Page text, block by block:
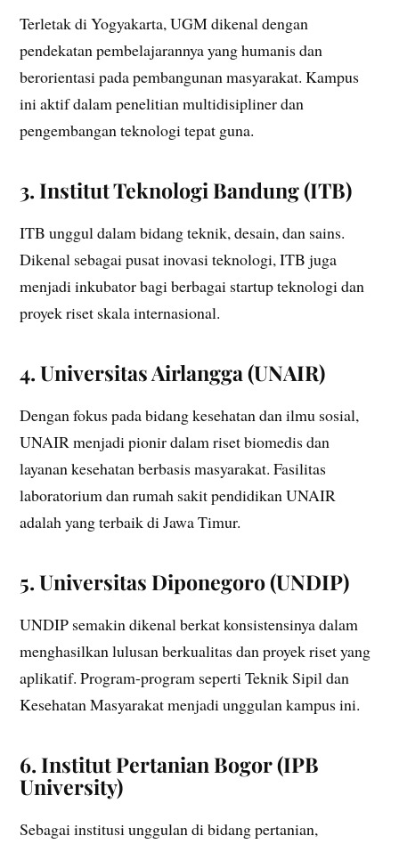
Terletak di Yogyakarta, UGM dikenal dengan
pendekatan pembelajarannya yang humanis dan
berorientasi pada pembangunan masyarakat. Kampus
ini aktif dalam penelitian multidisipliner dan
pengembangan teknologi tepat guna.
3. Institut Teknologi Bandung (ITB)
ITB unggul dalam bidang teknik, desain, dan sains.
Dikenal sebagai pusat inovasi teknologi, ITB juga
menjadi inkubator bagi berbagai startup teknologi dan
proyek riset skala internasional.
4. Universitas Airlangga (UNAIR)
Dengan fokus pada bidang kesehatan dan ilmu sosial,
UNAIR menjadi pionir dalam riset biomedis dan
layanan kesehatan berbasis masyarakat. Fasilitas
laboratorium dan rumah sakit pendidikan UNAIR
adalah yang terbaik di Jawa Timur.
5. Universitas Diponegoro (UNDIP)
UNDIP semakin dikenal berkat konsistensinya dalam
menghasilkan lulusan berkualitas dan proyek riset yang
aplikatif. Program-program seperti Teknik Sipil dan
Kesehatan Masyarakat menjadi unggulan kampus ini.
6. Institut Pertanian Bogor (IPB
University)
Sebagai institusi unggulan di bidang pertanian,